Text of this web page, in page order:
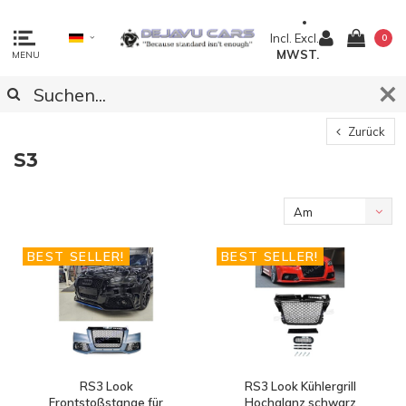
MENU
Incl. Excl.
MWST.
0
Zurück
S3
Am
angesehen
BEST SELLER!
RS3 Look
Frontstoßstange für
BEST SELLER!
RS3 Look Kühlergrill
Hochglanz schwarz